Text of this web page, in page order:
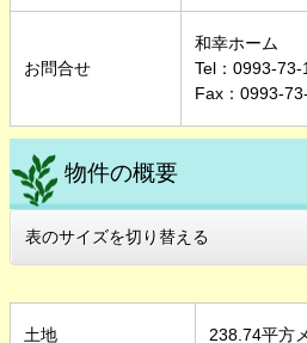
お問合せ
和幸ホーム
Tel：0993-73-
Fax：0993-
物件の概要
表のサイズを切り替える
土地 238.74平方